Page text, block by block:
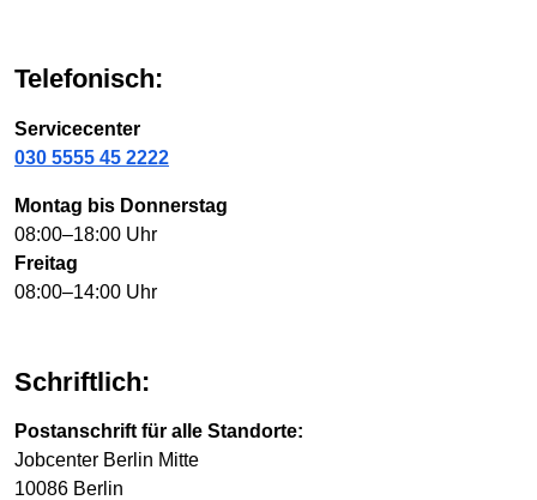
Telefonisch:
Servicecenter
030 5555 45 2222
Montag bis Donnerstag
08:00–18:00 Uhr
Freitag
08:00–14:00 Uhr
Schriftlich:
Postanschrift für alle Standorte:
Jobcenter Berlin Mitte
10086 Berlin